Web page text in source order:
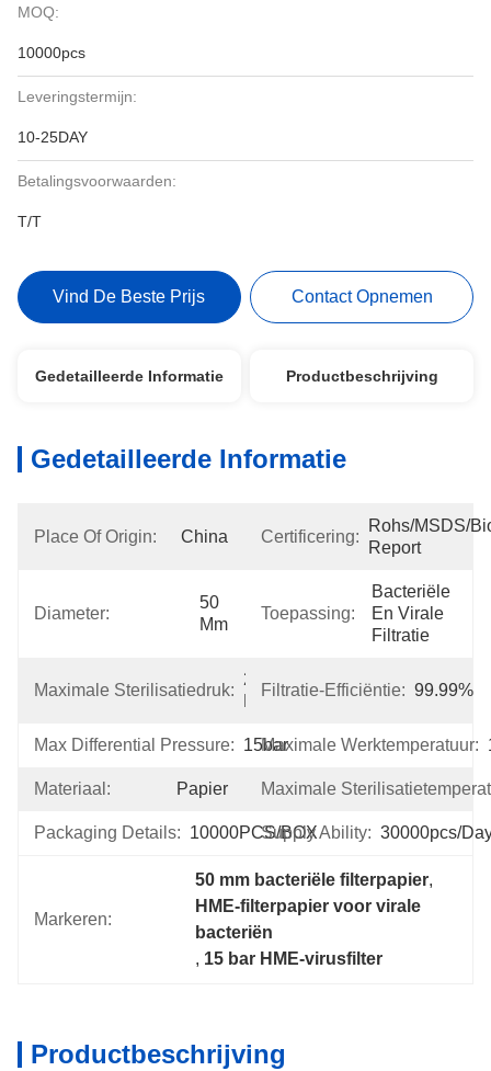
MOQ:
10000pcs
Leveringstermijn:
10-25DAY
Betalingsvoorwaarden:
T/T
Vind De Beste Prijs Contact Opnemen
Gedetailleerde Informatie Productbeschrijving
Gedetailleerde Informatie
Place Of Origin: China Certificering:
Rohs/MSDS/
Report
Diameter:
50
Mm
Toepassing:
Bacteriële
En Virale
Filtratie
Maximale Sterilisatiedruk:
2
Bar
Filtratie-Efficiëntie: 99.99%
Max Differential Pressure: 15bar
Maximale Werktemperatuur:
Materiaal: Papier Maximale
Packaging Details: 10000PCS/BOXSupply Ability: 30000pcs/
Markeren:
50 mm bacteriële filterpapier,
HME-filterpapier voor virale
bacteriën
, 15 bar HME-virusfilter
Productbeschrijving